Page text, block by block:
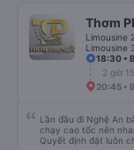
Thơm
Limousine
Limousine
18:30 •
2 giờ
20:45 •
Lần đầu đi Nghệ An
chạy cao tốc nên
Quyết định đặt luôn